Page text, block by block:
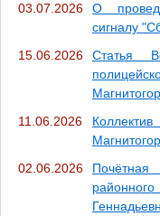
03.07.2026
О
сигналу
15.06.2026
Статья
11.06.2026
02.06.2026
Почётная